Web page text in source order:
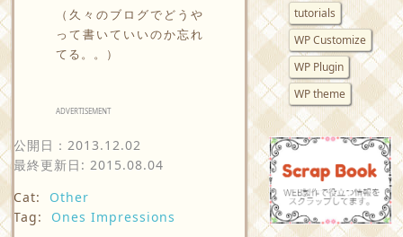
（久々のブログでどうや
って書いていいのか忘れ
てる。。）
ADVERTISEMENT
公開日： 2013.12.02
最終更新日: 2015.08.04
Cat:
Other
Tag:
Ones Impressions
tutorials
WP Customize
WP Plugin
WP theme